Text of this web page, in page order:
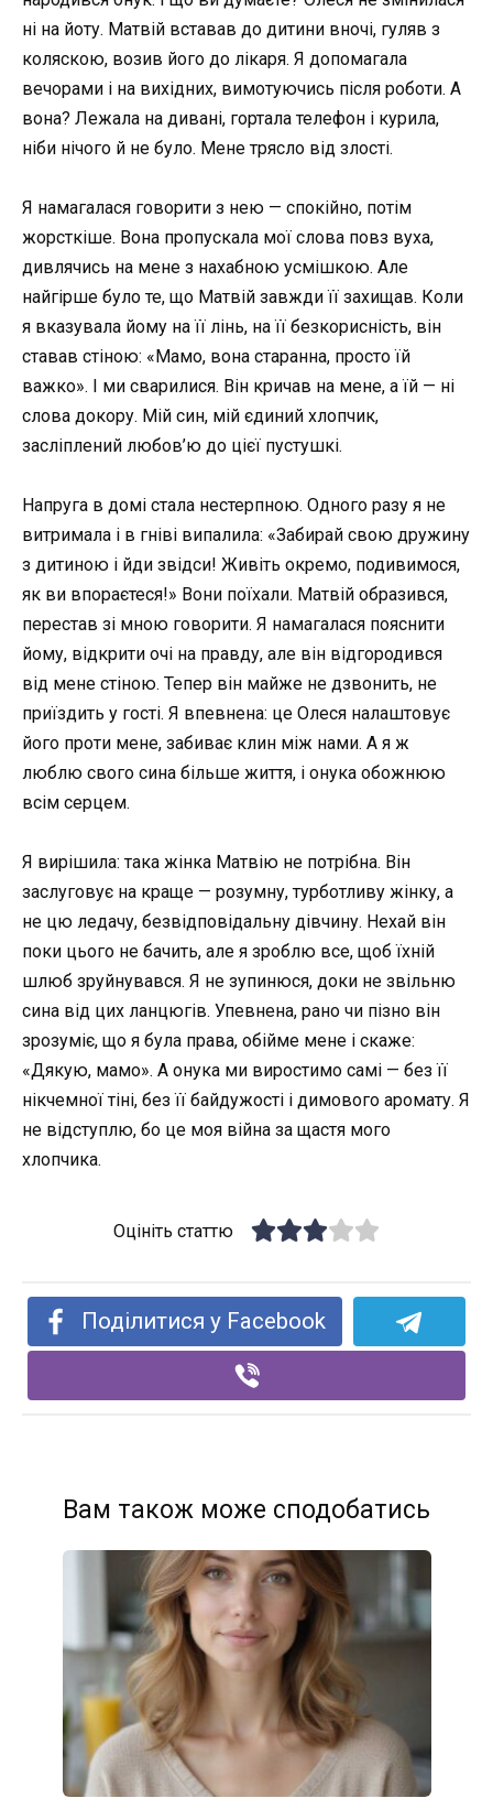
ні на йоту. Матвій вставав до дитини вночі, гуляв з
коляскою, возив його до лікаря. Я допомагала
вечорами і на вихідних, вимотуючись після роботи. А
вона? Лежала на дивані, гортала телефон і курила,
ніби нічого й не було. Мене трясло від злості.
Я намагалася говорити з нею — спокійно, потім
жорсткіше. Вона пропускала мої слова повз вуха,
дивлячись на мене з нахабною усмішкою. Але
найгірше було те, що Матвій завжди її захищав. Коли
я вказувала йому на її лінь, на її безкорисність, він
ставав стіною: «Мамо, вона старанна, просто їй
важко». І ми сварилися. Він кричав на мене, а їй — ні
слова докору. Мій син, мій єдиний хлопчик,
засліплений любов’ю до цієї пустушкі.
Напруга в домі стала нестерпною. Одного разу я не
витримала і в гніві випалила: «Забирай свою дружину
з дитиною і йди звідси! Живіть окремо, подивимося,
як ви впораєтеся!» Вони поїхали. Матвій образився,
перестав зі мною говорити. Я намагалася пояснити
йому, відкрити очі на правду, але він відгородився
від мене стіною. Тепер він майже не дзвонить, не
приїздить у гості. Я впевнена: це Олеся налаштовує
його проти мене, забиває клин між нами. А я ж
люблю свого сина більше життя, і онука обожнюю
всім серцем.
Я вирішила: така жінка Матвію не потрібна. Він
заслуговує на краще — розумну, турботливу жінку, а
не цю ледачу, безвідповідальну дівчину. Нехай він
поки цього не бачить, але я зроблю все, щоб їхній
шлюб зруйнувався. Я не зупинюся, доки не звільню
сина від цих ланцюгів. Упевнена, рано чи пізно він
зрозуміє, що я була права, обійме мене і скаже:
«Дякую, мамо». А онука ми виростимо самі — без її
нікчемної тіні, без її байдужості і димового аромату. Я
не відступлю, бо це моя війна за щастя мого
хлопчика.
Оцініть статтю
Поділитися у Facebook
Вам також може сподобатись